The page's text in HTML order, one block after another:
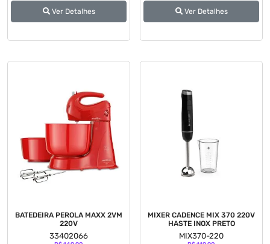
Ver Detalhes Ver Detalhes
BATEDEIRA PEROLA MAXX 2VM
220V
33402066
MIXER CADENCE MIX 370 220V
HASTE INOX PRETO
MIX370-220